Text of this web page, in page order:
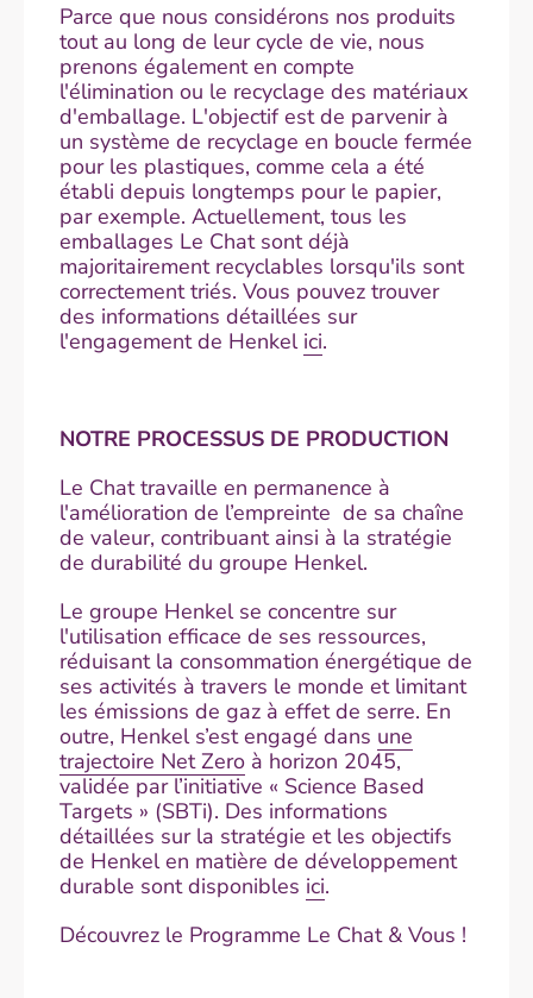
Parce que nous considérons nos produits
tout au long de leur cycle de vie, nous
prenons également en compte
l'élimination ou le recyclage des matériaux
d'emballage. L'objectif est de parvenir à
un système de recyclage en boucle fermée
pour les plastiques, comme cela a été
établi depuis longtemps pour le papier,
par exemple. Actuellement, tous les
emballages Le Chat sont déjà
majoritairement recyclables lorsqu'ils sont
correctement triés. Vous pouvez trouver
des informations détaillées sur
l'engagement de Henkel ici.
NOTRE PROCESSUS DE PRODUCTION
Le Chat travaille en permanence à
l'amélioration de l’empreinte de sa chaîne
de valeur, contribuant ainsi à la stratégie
de durabilité du groupe Henkel.
Le groupe Henkel se concentre sur
l'utilisation efficace de ses ressources,
réduisant la consommation énergétique de
ses activités à travers le monde et limitant
les émissions de gaz à effet de serre. En
outre, Henkel s’est engagé dans une
trajectoire Net Zero à horizon 2045,
validée par l’initiative « Science Based
Targets » (SBTi). Des informations
détaillées sur la stratégie et les objectifs
de Henkel en matière de développement
durable sont disponibles ici.
Découvrez le Programme Le Chat & Vous !